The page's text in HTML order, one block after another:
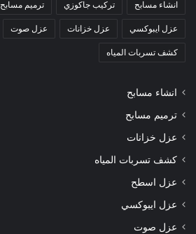
انشاء مسابح تركيب جاكوزي ترميم مسابح
عزل ايبوكسي عزل خزانات عزل صوت
كشف تسربات المياه
انشاء مسابح
ترميم مسابح
عزل خزانات
كشف تسربات المياه
عزل اسطح
عزل ايبوكسي
عزل صوت